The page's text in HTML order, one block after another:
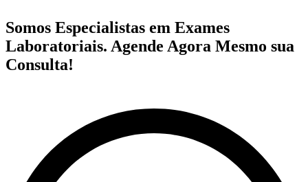
Somos Especialistas em Exames
Laboratoriais. Agende Agora Mesmo sua
Consulta!